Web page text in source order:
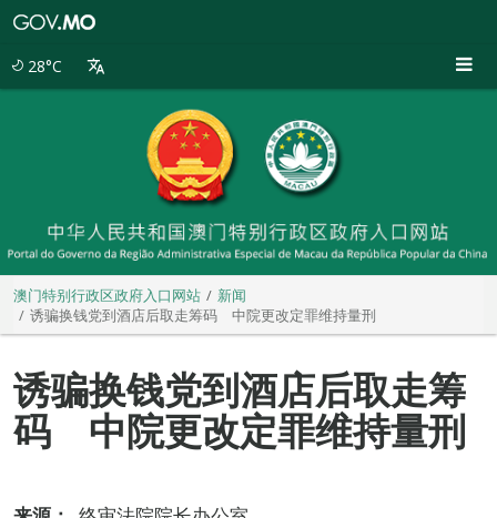
28°C
澳门特别行政区政府入口网站
新闻
诱骗换钱党到酒店后取走筹码 中院更改定罪维持量刑
诱骗换钱党到酒店后取走筹
码 中院更改定罪维持量刑